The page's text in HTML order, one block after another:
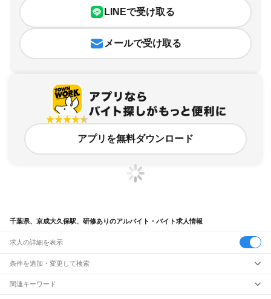
LINEで受け取る
メールで受け取る
アプリを無料ダウンロード
千葉県、京成大久保駅、研修ありのアルバイト・バイト求人情報
求人の詳細を表示
条件を追加・変更して検索
市区町村を追加・変更
関連キーワード